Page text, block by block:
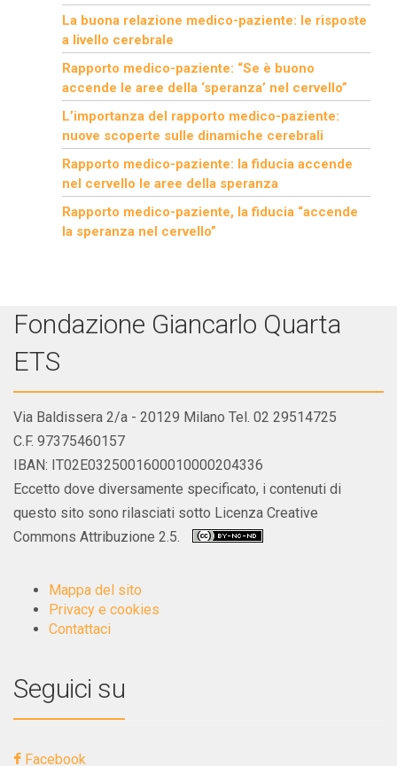
La buona relazione medico-paziente: le risposte
a livello cerebrale
Rapporto medico-paziente: “Se è buono
accende le aree della ‘speranza’ nel cervello”
L’importanza del rapporto medico-paziente:
nuove scoperte sulle dinamiche cerebrali
Rapporto medico-paziente: la fiducia accende
nel cervello le aree della speranza
Rapporto medico-paziente, la fiducia “accende
la speranza nel cervello”
Fondazione Giancarlo Quarta
ETS
Via Baldissera 2/a - 20129 Milano Tel. 02 29514725
C.F. 97375460157
IBAN: IT02E0325001600010000204336
Eccetto dove diversamente specificato, i contenuti di
questo sito sono rilasciati sotto Licenza Creative
Commons Attribuzione 2.5.
Mappa del sito
Privacy e cookies
Contattaci
Seguici su
Facebook